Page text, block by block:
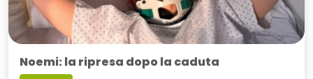
Noemi: la ripresa dopo la caduta